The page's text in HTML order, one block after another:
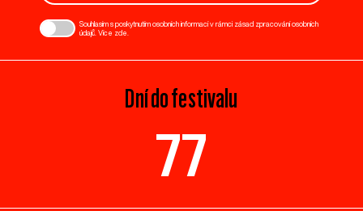
Souhlasím s poskytnutím osobních informací v rámci zásad zpracování osobních
údajů. Více zde
Dní do festivalu
77